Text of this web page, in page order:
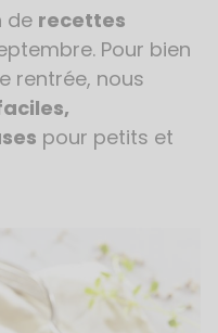
de recettes
Pour bien
rentrée, nous
pour petits et